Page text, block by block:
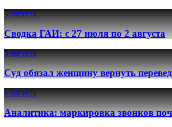
5 августа
Сводка ГАИ: с 27 июля по 2 августа
5 августа
Суд обязал женщину вернуть
4 августа
Аналитика: маркировка звонков